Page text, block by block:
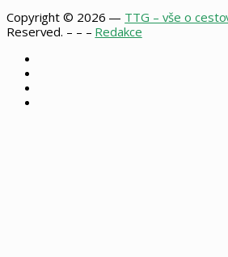
Copyright © 2026 — TTG – vše o
Reserved. – – – Redakce